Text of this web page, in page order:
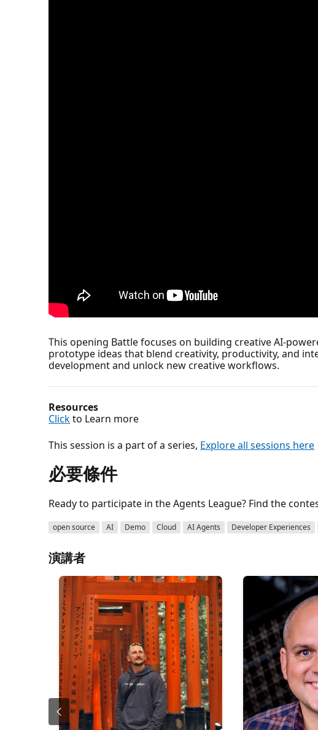
This opening Battle focuses on building creative AI-
prototype ideas that blend creativity, productivity, and
development and unlock new creative workflows.
Resources
Clickto Learn more
This session is a part of a series, Explore all sessions here
必要條件
Ready to participate in the Agents League? Find the
open source AI Demo Cloud AI Agents Developer Experiences
演講者